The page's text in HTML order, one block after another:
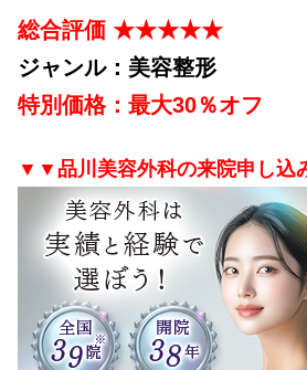
総合評価 ★★★★★
ジャンル：美容整形
特別価格：最大30％オフ
▼▼品川美容外科の来院申し込